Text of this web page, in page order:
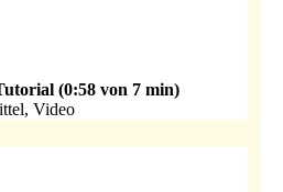
(0:58 von 7 min)
Video